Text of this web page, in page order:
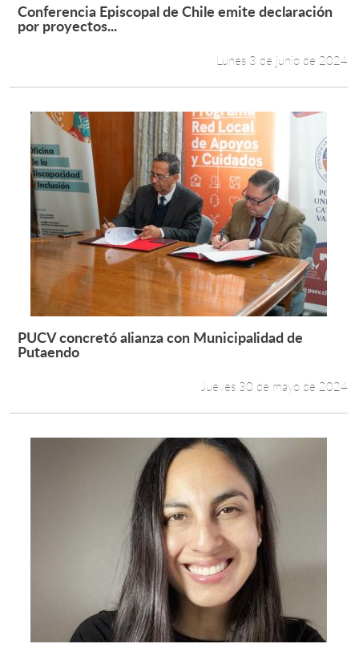
Leer más +
Conferencia Episcopal de Chile emite declaración
por proyectos...
Lunes 3 de junio de 2024
Leer más +
PUCV concretó alianza con Municipalidad de
Putaendo
Jueves 30 de mayo de 2024